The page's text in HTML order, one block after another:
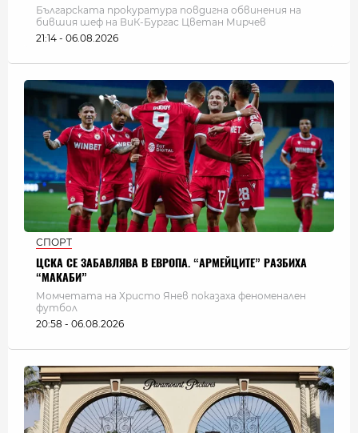
Българската прокуратура повдигна обвинения на
бившия шеф на ВиК-Бургас Цветан Мирчев
21:14 - 06.08.2026
СПОРТ
ЦСКА СЕ ЗАБАВЛЯВА В ЕВРОПА. “АРМЕЙЦИТЕ” РАЗБИХА
“МАКАБИ”
Момчетата на Христо Янев показаха феноменален
футбол
20:58 - 06.08.2026